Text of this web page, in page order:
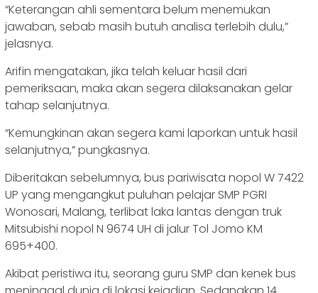
“Keterangan ahli sementara belum menemukan
jawaban, sebab masih butuh analisa terlebih dulu,”
jelasnya.
Arifin mengatakan, jika telah keluar hasil dari
pemeriksaan, maka akan segera dilaksanakan gelar
tahap selanjutnya.
“Kemungkinan akan segera kami laporkan untuk hasil
selanjutnya,” pungkasnya.
Diberitakan sebelumnya, bus pariwisata nopol W 7422
UP yang mengangkut puluhan pelajar SMP PGRI
Wonosari, Malang, terlibat laka lantas dengan truk
Mitsubishi nopol N 9674 UH di jalur Tol Jomo KM
695+400.
Akibat peristiwa itu, seorang guru SMP dan kenek bus